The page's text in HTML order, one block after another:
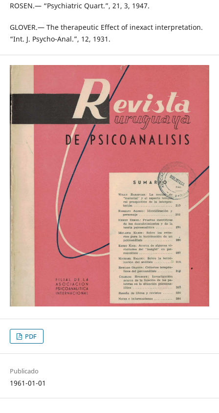
ROSEN.— “Psychiatric Quart.”, 21, 3, 1947.
GLOVER.— The therapeutic Effect of inexact interpretation.
“Int. J. Psycho-Anal.”, 12, 1931.
PDF
Publicado
1961-01-01